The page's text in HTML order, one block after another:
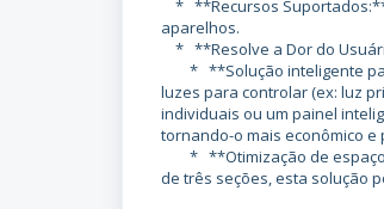
* **Recursos Suportados:**
aparelhos.
* **Resolve a Dor do
* **Solução inteligente
luzes para controlar (ex: luz
individuais ou um painel
tornando-o mais econômico
* **Otimização de espaço
de três seções, esta solução